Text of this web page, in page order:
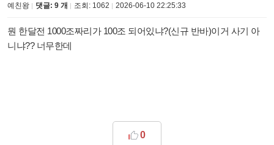
예친왕 댓글: 9 개 조회: 1062 2026-06-10 22:25:33
뭔 한달전 1000조짜리가 100조 되어있냐?(신규 반바)이거 사기 아
니냐?? 너무한데
0